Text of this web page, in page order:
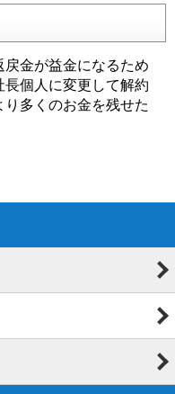
金が益金になるため
個人に変更して解約
多くのお金を残せた